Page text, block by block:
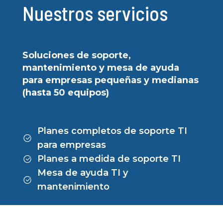
Nuestros servicios
Soluciones de soporte,
mantenimiento y mesa de ayuda
para empresas pequeñas y medianas
(hasta 50 equipos)
Planes completos de soporte TI
para empresas
Planes a medida de soporte TI
Mesa de ayuda TI y
mantenimiento